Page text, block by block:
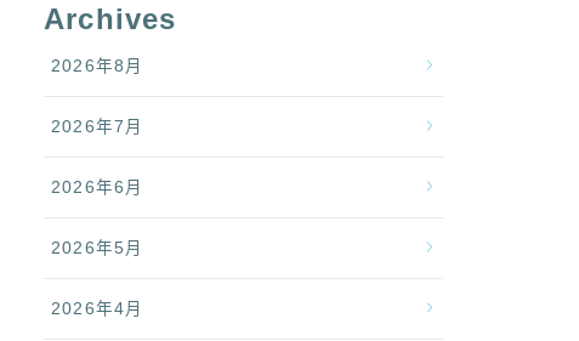
Archives
2026年8月
2026年7月
2026年6月
2026年5月
2026年4月